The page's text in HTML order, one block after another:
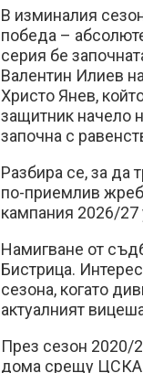
В изминалия
победа –
серия бе
Валентин Илиев
Христо Янев,
защитник начело
започна с
Разбира се, за да
по-приемлив
кампания 2026/27
Намигване от
Бистрица.
сезона, когато
актуалният
През сезон 2020/
дома срещу ЦСКА.